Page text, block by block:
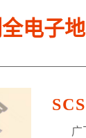
电子
广飞